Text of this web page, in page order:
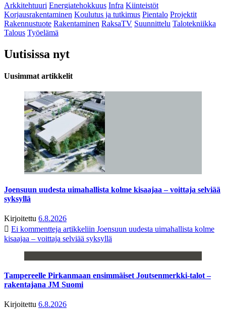
Arkkitehtuuri Energiatehokkuus Infra Kiinteistöt
Korjausrakentaminen Koulutus ja tutkimus Pientalo Projektit
Rakennustuote Rakentaminen RaksaTV Suunnittelu Talotekniikka
Talous Työelämä
Uutisissa nyt
Uusimmat artikkelit
Joensuun uudesta uimahallista kolme kisaajaa – voittaja selviää
syksyllä
Kirjoitettu 6.8.2026
Ei kommentteja artikkeliin Joensuun uudesta uimahallista kolme
kisaajaa – voittaja selviää syksyllä
Tampereelle Pirkanmaan ensimmäiset Joutsenmerkki-talot –
rakentajana JM Suomi
Kirjoitettu 6.8.2026